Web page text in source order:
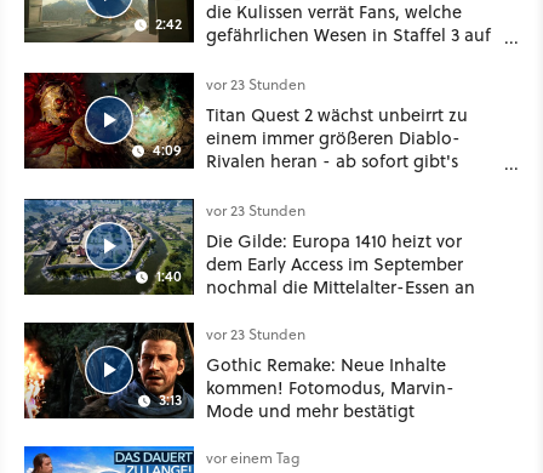
2:42
die Kulissen verrät Fans, welche
gefährlichen Wesen in Staffel 3 auf
4:09
vor 23 Stunden
Titan Quest 2 wächst unbeirrt zu
einem immer größeren Diablo-
Rivalen heran - ab sofort gibt's
Klasse
1:40
vor 23 Stunden
Die Gilde: Europa 1410 heizt vor
dem Early Access im September
nochmal die Mittelalter-Essen an
3:13
vor 23 Stunden
Gothic Remake: Neue Inhalte
kommen! Fotomodus, Marvin-
Mode und mehr bestätigt
vor einem Tag